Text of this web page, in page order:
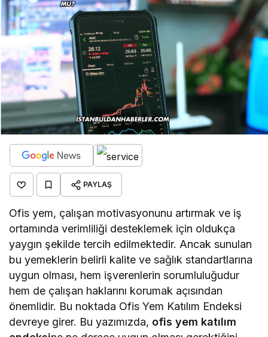
PAYLAŞ
Ofis yem, çalışan motivasyonunu artırmak ve iş
ortamında verimliliği desteklemek için oldukça
yaygın şekilde tercih edilmektedir. Ancak sunulan
bu yemeklerin belirli kalite ve sağlık standartlarına
uygun olması, hem işverenlerin sorumluluğudur
hem de çalışan haklarını korumak açısından
önemlidir. Bu noktada Ofis Yem Katılım Endeksi
devreye girer. Bu yazımızda, ofis yem katılım